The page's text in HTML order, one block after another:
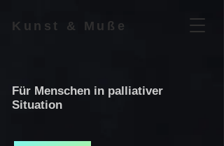
Kunst & Muße
Für Menschen in palliativer
Situation